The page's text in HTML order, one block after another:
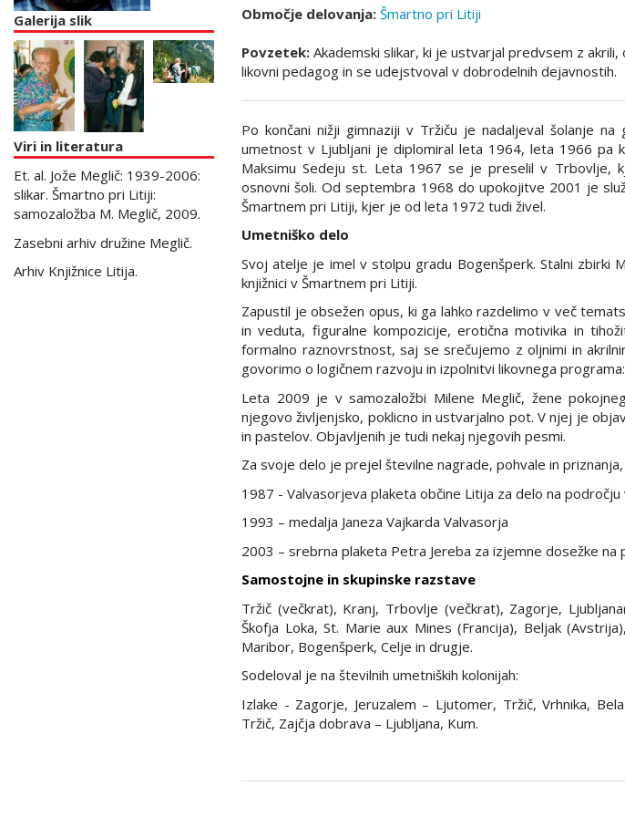
Galerija slik
Viri in literatura
Et. al. Jože Meglič: 1939-2006:
slikar. Šmartno pri Litiji:
samozaložba M. Meglič, 2009.
Zasebni arhiv družine Meglič.
Arhiv Knjižnice Litija.
Območje delovanja: Šmartno pri Litiji
Povzetek: Akademski slikar, ki je ustvarjal predvsem z
likovni pedagog in se udejstvoval v dobrodelnih dejavnostih.
Po končani nižji gimnaziji v Tržiču je nadaljeval šolanje na
umetnost v Ljubljani je diplomiral leta 1964, leta 1966 pa
Maksimu Sedeju st. Leta 1967 se je preselil v Trbovlje,
osnovni šoli. Od septembra 1968 do upokojitve 2001 je
Šmartnem pri Litiji, kjer je od leta 1972 tudi živel.
Umetniško delo
Svoj atelje je imel v stolpu gradu Bogenšperk. Stalni zbirki
knjižnici v Šmartnem pri Litiji.
Zapustil je obsežen opus, ki ga lahko razdelimo v več
in veduta, figuralne kompozicije, erotična motivika in
formalno raznovrstnost, saj se srečujemo z oljnimi in
govorimo o logičnem razvoju in izpolnitvi likovnega
Leta 2009 je v samozaložbi Milene Meglič, žene
njegovo življenjsko, poklicno in ustvarjalno pot. V njej je
in pastelov. Objavljenih je tudi nekaj njegovih pesmi.
Za svoje delo je prejel številne nagrade, pohvale in
1987 - Valvasorjeva plaketa občine Litija za delo na
1993 – medalja Janeza Vajkarda Valvasorja
2003 – srebrna plaketa Petra Jereba za izjemne dosežke na
Samostojne in skupinske razstave
Tržič (večkrat), Kranj, Trbovlje (večkrat), Zagorje,
Škofja Loka, St. Marie aux Mines (Francija), Beljak
Maribor, Bogenšperk, Celje in drugje.
Sodeloval je na številnih umetniških kolonijah:
Izlake - Zagorje, Jeruzalem – Ljutomer, Tržič, Vrhnika,
Tržič, Zajčja dobrava – Ljubljana, Kum.